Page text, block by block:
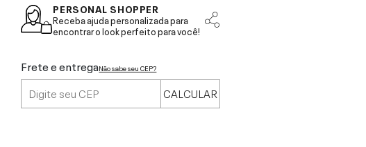
PERSONAL SHOPPER
Receba ajuda personalizada para
encontrar o look perfeito para você!
Frete e entregaNão sabe seu CEP?
CALCULAR